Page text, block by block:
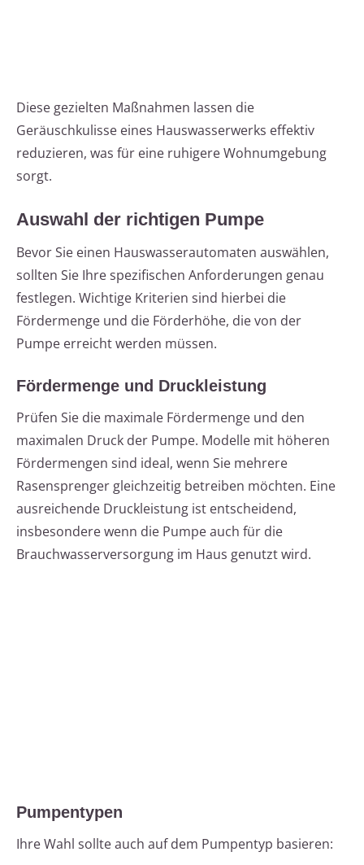
Diese gezielten Maßnahmen lassen die
Geräuschkulisse eines Hauswasserwerks effektiv
reduzieren, was für eine ruhigere Wohnumgebung
sorgt.
Auswahl der richtigen Pumpe
Bevor Sie einen Hauswasserautomaten auswählen,
sollten Sie Ihre spezifischen Anforderungen genau
festlegen. Wichtige Kriterien sind hierbei die
Fördermenge und die Förderhöhe, die von der
Pumpe erreicht werden müssen.
Fördermenge und Druckleistung
Prüfen Sie die maximale Fördermenge und den
maximalen Druck der Pumpe. Modelle mit höheren
Fördermengen sind ideal, wenn Sie mehrere
Rasensprenger gleichzeitig betreiben möchten. Eine
ausreichende Druckleistung ist entscheidend,
insbesondere wenn die Pumpe auch für die
Brauchwasserversorgung im Haus genutzt wird.
Pumpentypen
Ihre Wahl sollte auch auf dem Pumpentyp basieren: